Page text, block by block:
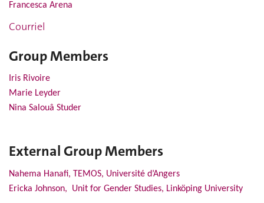
Francesca Arena
Courriel
Group Members
Iris Rivoire
Marie Leyder
Nina Salouâ Studer
External Group Members
Nahema Hanafi, TEMOS, Université d’Angers
Ericka Johnson,
Unit for Gender Studies, Linköping University